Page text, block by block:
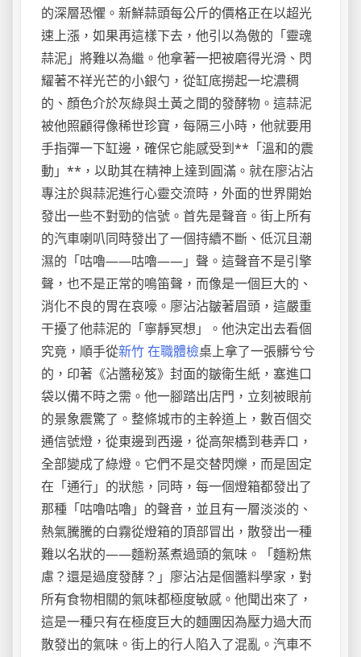
的深層恐懼。新鮮蒜頭每公斤的價格正在以超光
速上漲，如果再這樣下去，他引以為傲的「靈魂
蒜泥」將難以為繼。他拿著一把被磨得光滑、閃
耀著不祥光芒的小銀勺，從缸底撈起一坨濃稠
的、顏色介於灰綠與土黃之間的發酵物。這蒜泥
被他照顧得像稀世珍寶，每隔三小時，他就要用
手指彈一下缸邊，確保它能感受到**「溫和的震
動」**，以助其在精神上達到圓滿。就在廖沾沾
專注於與蒜泥進行心靈交流時，外面的世界開始
發出一些不對勁的信號。首先是聲音。街上所有
的汽車喇叭同時發出了一個持續不斷、低沉且潮
濕的「咕嚕——咕嚕——」聲。這聲音不是引擎
聲，也不是正常的鳴笛聲，而像是一個巨大的、
消化不良的胃在哀嚎。廖沾沾皺著眉頭，這嚴重
干擾了他蒜泥的「寧靜冥想」。他決定出去看個
究竟，順手從新竹 在職體檢桌上拿了一張髒兮兮
的，印著《沾醬秘笈》封面的皺衛生紙，塞進口
袋以備不時之需。他一腳踏出店門，立刻被眼前
的景象震驚了。整條城市的主幹道上，數百個交
通信號燈，從東邊到西邊，從高架橋到巷弄口，
全部變成了綠燈。它們不是交替閃爍，而是固定
在「通行」的狀態，同時，每一個燈箱都發出了
那種「咕嚕咕嚕」的聲音，並且有一層淡淡的、
熱氣騰騰的白霧從燈箱的頂部冒出，散發出一種
難以名狀的——麵粉蒸煮過頭的氣味。「麵粉焦
慮？還是過度發酵？」廖沾沾是個醬料學家，對
所有食物相關的氣味都極度敏感。他聞出來了，
這是一種只有在極度巨大的麵團因為壓力過大而
散發出的氣味。街上的行人陷入了混亂。汽車不